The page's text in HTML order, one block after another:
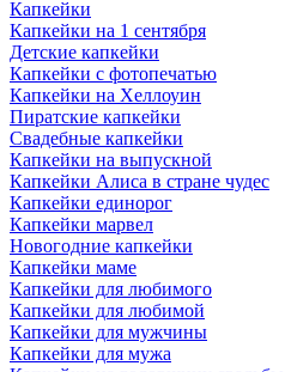
Капкейки
Капкейки на 1 сентября
Детские капкейки
Капкейки с фотопечатью
Капкейки на Хеллоуин
Пиратские капкейки
Свадебные капкейки
Капкейки на выпускной
Капкейки Алиса в стране чудес
Капкейки единорог
Капкейки марвел
Новогодние капкейки
Капкейки маме
Капкейки для любимого
Капкейки для любимой
Капкейки для мужчины
Капкейки для мужа